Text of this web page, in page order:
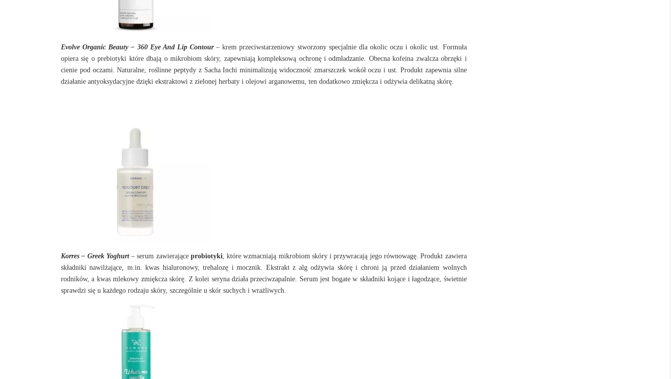
Evolve Organic Beauty – 360 Eye And Lip Contour – krem przeciwstarzeniowy stworzony specjalnie dla okolic oczu i okolic ust. Formuła
opiera się o prebiotyki które dbają o mikrobiom skóry, zapewniają kompleksową ochronę i odmładzanie. Obecna kofeina zwalcza obrzęki i
cienie pod oczami. Naturalne, roślinne peptydy z Sacha Inchi minimalizują widoczność zmarszczek wokół oczu i ust. Produkt zapewnia silne
działanie antyoksydacyjne dzięki ekstraktowi z zielonej herbaty i olejowi arganowemu, ten dodatkowo zmiękcza i odżywia delikatną skórę.
Korres – Greek Yoghurt– serum zawierające probiotyki, które wzmacniają mikrobiom skóry i przywracają jego równowagę. Produkt zawiera
składniki nawilżające, m.in. kwas hialuronowy, trehalozę i mocznik. Ekstrakt z alg odżywia skórę i chroni ją przed działaniem wolnych
rodników, a kwas mlekowy zmiękcza skórę. Z kolei seryna działa przeciwzapalnie. Serum jest bogate w składniki kojące i łagodzące, świetnie
sprawdzi się u każdego rodzaju skóry, szczególnie u skór suchych i wrażliwych.